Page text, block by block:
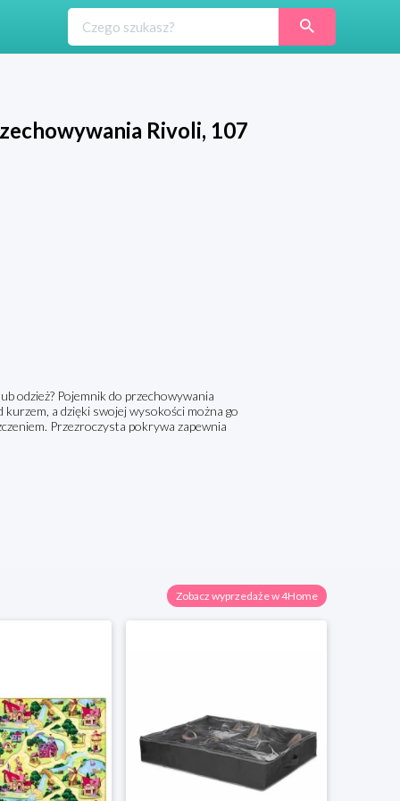
Rivoli, 107
odzież? Pojemnik do przechowywania
a dzięki swojej wysokości można go
Przezroczysta pokrywa zapewnia
Zobacz wyprzedaże w 4Home